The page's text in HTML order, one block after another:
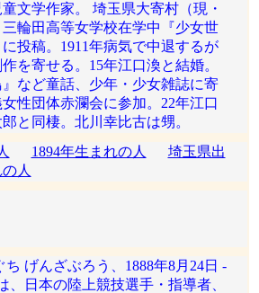
文学作家。 埼玉県大寄村（現・
輪田高等女学校在学中『少女世
投稿。1911年病気で中退するが
を寄せる。15年江口渙と結婚。
など童話、少年・少女雑誌に寄
性団体赤瀾会に参加。22年江口
と同棲。北川幸比古は甥。
1894年生まれの人
埼玉県出
人
げんざぶろう、1888年8月24日 -
、日本の陸上競技選手・指導者、